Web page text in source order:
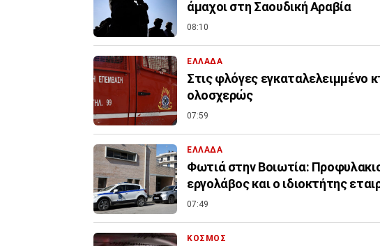
άμαχοι στη Σαουδική Αραβία
08:10
ΕΛΛΑΔΑ
Στις φλόγες
ολοσχερώς
07:59
ΕΛΛΑΔΑ
Φωτιά στην Βοιωτία:
εργολάβος και ο ιδιοκτήτης
07:49
ΚΟΣΜΟΣ